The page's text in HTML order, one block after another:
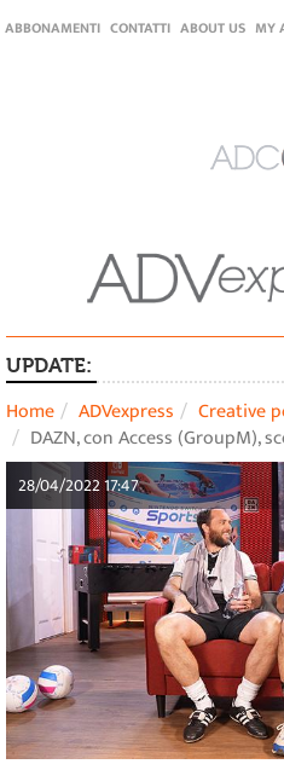
ABBONAMENTI CONTATTI ABOUT US MY
UPDATE:
Home ADVexpress Creative
DAZN, con Access (GroupM),
28/04/2022 17:47